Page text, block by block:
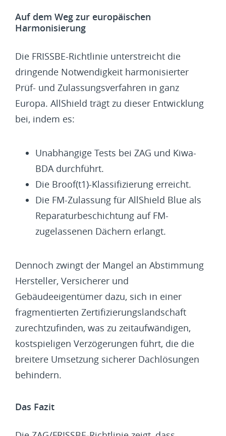
Auf dem Weg zur europäischen
Harmonisierung
Die FRISSBE-Richtlinie unterstreicht die
dringende Notwendigkeit harmonisierter
Prüf- und Zulassungsverfahren in ganz
Europa. AllShield trägt zu dieser Entwicklung
bei, indem es:
Unabhängige Tests bei ZAG und Kiwa-
BDA durchführt.
Die Broof(t1)-Klassifizierung erreicht.
Die FM-Zulassung für AllShield Blue als
Reparaturbeschichtung auf FM-
zugelassenen Dächern erlangt.
Dennoch zwingt der Mangel an Abstimmung
Hersteller, Versicherer und
Gebäudeeigentümer dazu, sich in einer
fragmentierten Zertifizierungslandschaft
zurechtzufinden, was zu zeitaufwändigen,
kostspieligen Verzögerungen führt, die die
breitere Umsetzung sicherer Dachlösungen
behindern.
Das Fazit